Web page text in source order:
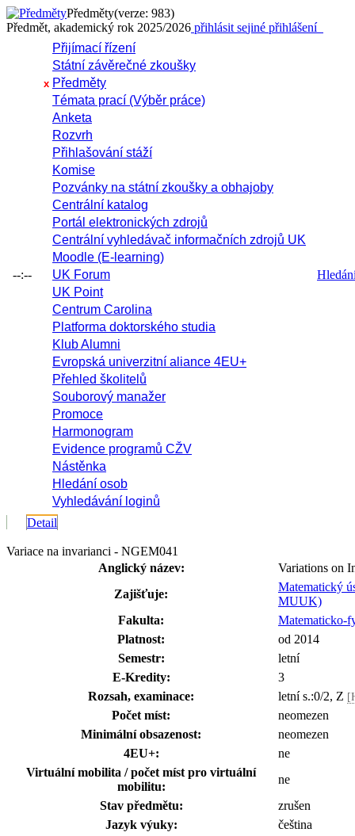
Předměty(verze: 983)
Předmět, akademický rok 2025/2026 přihlásit sejiné přihlášení
--:--
Přijímací řízení
Státní závěrečné zkoušky
x Předměty
Témata prací (Výběr práce)
Anketa
Rozvrh
Přihlašování stáží
Komise
Pozvánky na státní zkoušky a obhajoby
Centrální katalog
Portál elektronických zdrojů
Centrální vyhledávač informačních zdrojů UK
Moodle (E-learning)
UK Forum
UK Point
Centrum Carolina
Platforma doktorského studia
Klub Alumni
Evropská univerzitní aliance 4EU+
Přehled školitelů
Souborový manažer
Promoce
Harmonogram
Evidence programů CŽV
Nástěnka
Hledání osob
Vyhledávání loginů
Detail
Variace na invarianci - NGEM041
Anglický název:
Variations on
Zajišťuje:
Matematický
MUUK)
Fakulta:
Matematicko-
Platnost:
od 2014
Semestr:
letní
E-Kredity:
3
Rozsah, examinace:
letní s.:0/2, Z
Počet míst:
neomezen
Minimální obsazenost:
neomezen
4EU+:
ne
Virtuální mobilita / počet míst pro virtuální
mobilitu:
ne
Stav předmětu:
zrušen
Jazyk výuky:
čeština